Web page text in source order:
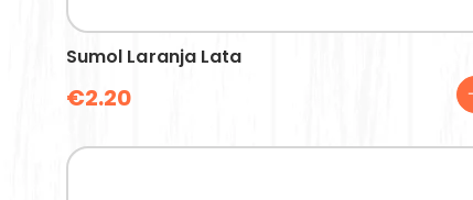
Sumol Laranja Lata
€2.20